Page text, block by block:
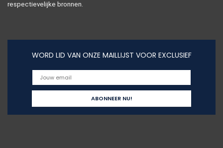
respectievelijke bronnen.
WORD LID VAN ONZE MAILLIJST VOOR EXCLUSIEF